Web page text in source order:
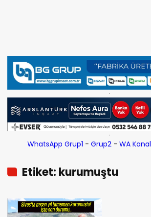
WhatsApp Grup1 - Grup2- WA Kanal
Etiket: kurumuştu